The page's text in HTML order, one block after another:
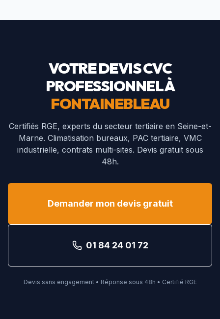
VOTRE DEVIS CVC
PROFESSIONNEL À
FONTAINEBLEAU
Certifiés RGE, experts du secteur tertiaire en Seine-et-
Marne. Climatisation bureaux, PAC tertiaire, VMC
industrielle, contrats multi-sites. Devis gratuit sous
48h.
Demander mon devis gratuit
01 84 24 01 72
Devis sans engagement • Réponse sous 48h • Certifié RGE